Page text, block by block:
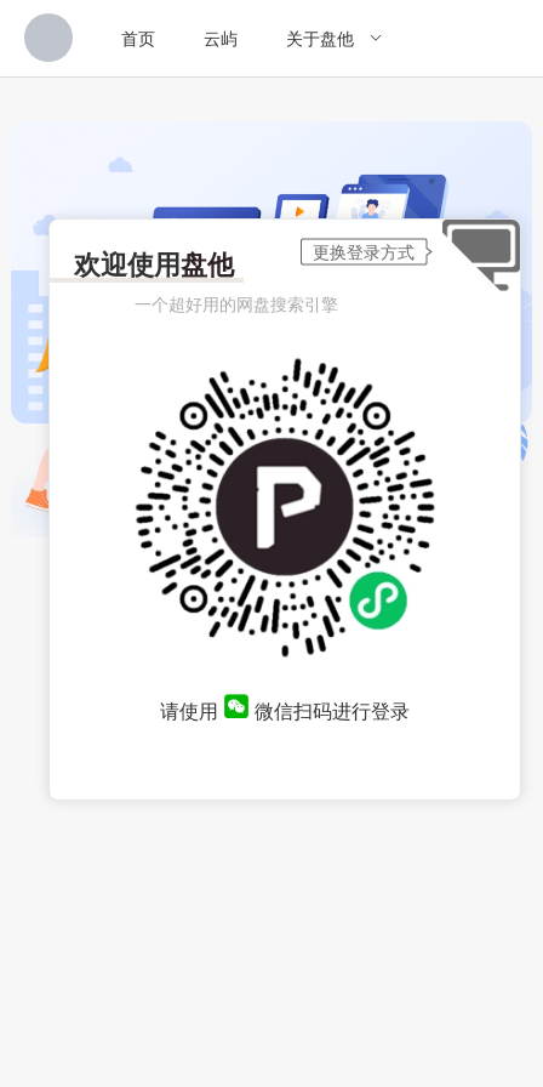
首页 云屿 关于盘他
欢迎使用盘他
一个超好用的网盘搜索引擎
请使用 微信扫码进行登录